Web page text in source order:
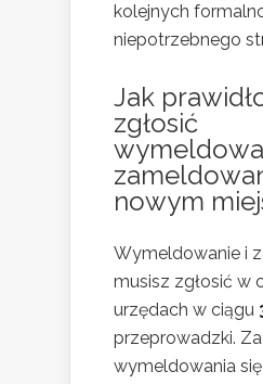
kolejnych
niepotrzebnego
Jak
zgłosić
nowym
Wymeldowanie i
musisz zgłosić w
urzędach w ciągu
przeprowadzki.
wymeldowania